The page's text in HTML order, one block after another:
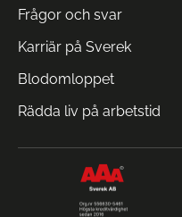
Frågor och svar
Karriär på Sverek
Blodomloppet
Rädda liv på arbetstid